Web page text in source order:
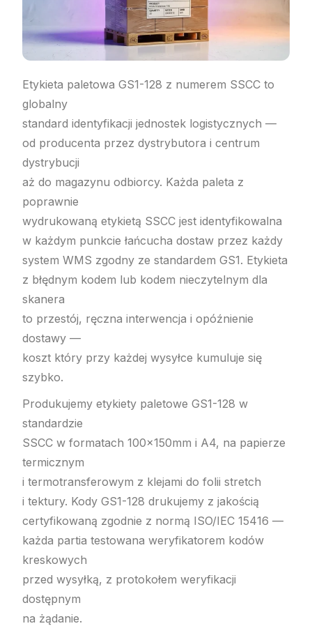
Etykieta paletowa GS1-128 z numerem SSCC to
globalny
standard identyfikacji jednostek logistycznych —
od producenta przez dystrybutora i centrum
dystrybucji
aż do magazynu odbiorcy. Każda paleta z
poprawnie
wydrukowaną etykietą SSCC jest identyfikowalna
w każdym punkcie łańcucha dostaw przez każdy
system WMS zgodny ze standardem GS1. Etykieta
z błędnym kodem lub kodem nieczytelnym dla
skanera
to przestój, ręczna interwencja i opóźnienie
dostawy —
koszt który przy każdej wysyłce kumuluje się
szybko.
Produkujemy etykiety paletowe GS1-128 w
standardzie
SSCC w formatach 100×150mm i A4, na papierze
termicznym
i termotransferowym z klejami do folii stretch
i tektury. Kody GS1-128 drukujemy z jakością
certyfikowaną zgodnie z normą ISO/IEC 15416 —
każda partia testowana weryfikatorem kodów
kreskowych
przed wysyłką, z protokołem weryfikacji
dostępnym
na żądanie.